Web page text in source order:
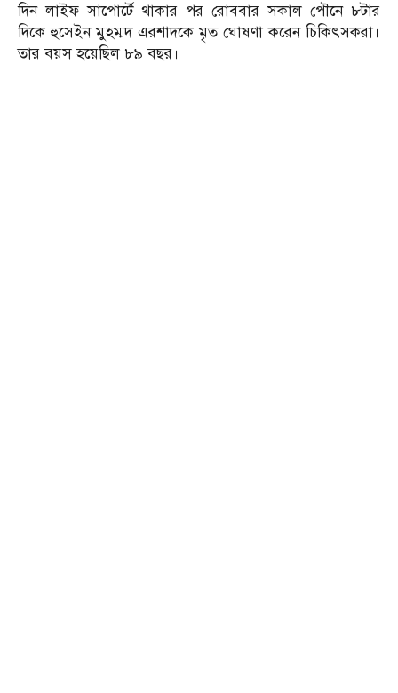
দিন লাইফ সাপোর্টে থাকার পর রোববার সকাল পৌনে ৮টার
দিকে হুসেইন মুহম্মদ এরশাদকে মৃত ঘোষণা করেন চিকিৎসকরা।
তার বয়স হয়েছিল ৮৯ বছর।